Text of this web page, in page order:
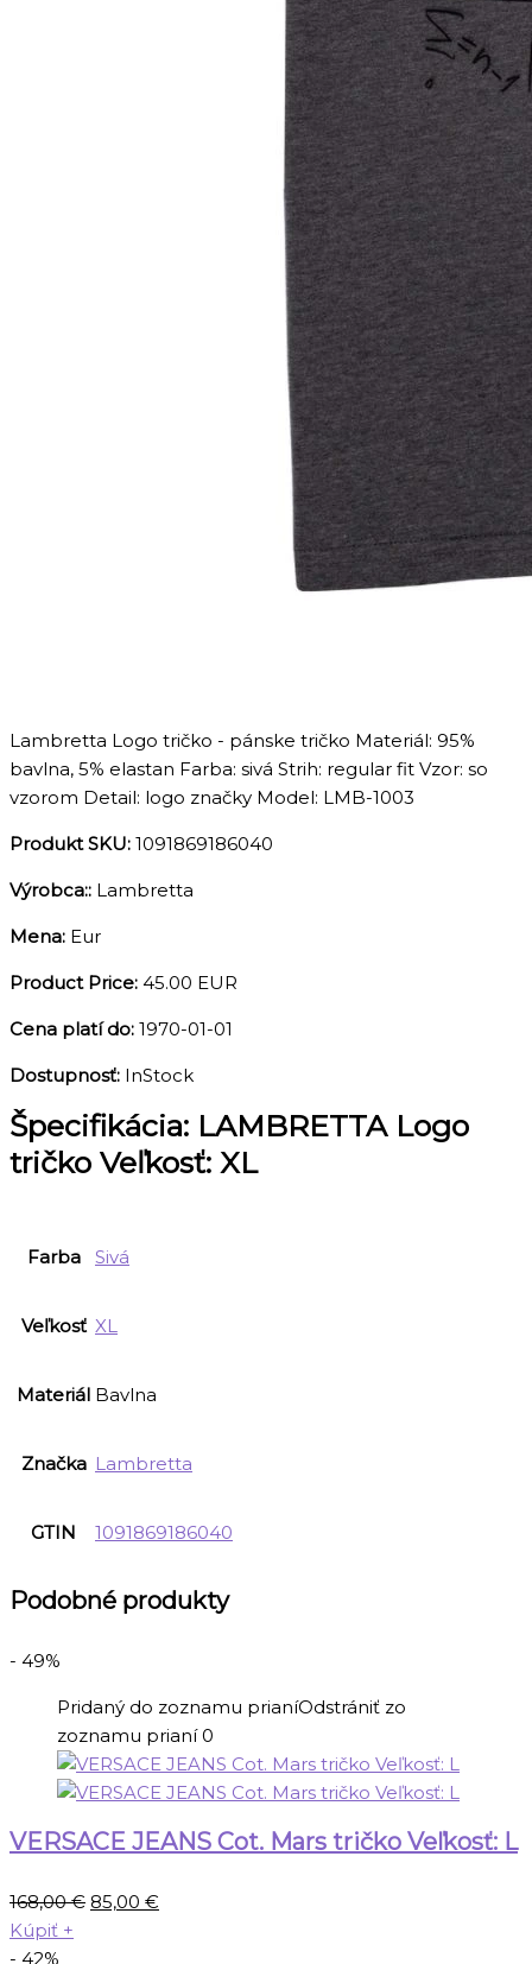
Lambretta Logo tričko - pánske tričko Materiál: 95%
bavlna, 5% elastan Farba: sivá Strih: regular fit Vzor: so
vzorom Detail: logo značky Model: LMB-1003
Produkt SKU: 1091869186040
Výrobca:: Lambretta
Mena: Eur
Product Price: 45.00 EUR
Cena platí do: 1970-01-01
Dostupnosť: InStock
Špecifikácia: LAMBRETTA Logo
tričko Veľkosť: XL
Farba Sivá
Veľkosť XL
Materiál Bavlna
Značka Lambretta
GTIN 1091869186040
Podobné produkty
- 49%
Pridaný do zoznamu prianíOdstrániť zo
zoznamu prianí 0
VERSACE JEANS Cot. Mars tričko Veľkosť: L
168,00€ Pôvodná
85,00 €
Kúpiť +
- 42%